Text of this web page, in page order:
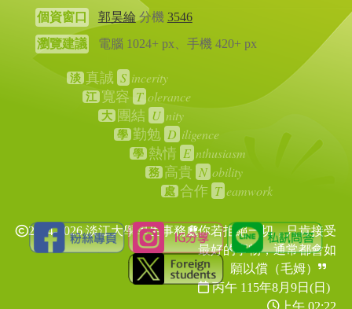
個資窗口 郭昊綸 分機 3546
瀏覽建議
電腦 1024+ px、手機 420+ px
淡 真誠 S incerity
江 寬容 T olerance
大 團結 U nity
學 勤勉 D iligence
學 熱情 E nthusiasm
務 高貴 N obility
處 合作 T eamwork
2024-2026 淡江大學學生事務處你若拒絕一切，只肯接受
最好的事物，通常都會如
願以償（毛姆）
丙午 115年8月9日(日)